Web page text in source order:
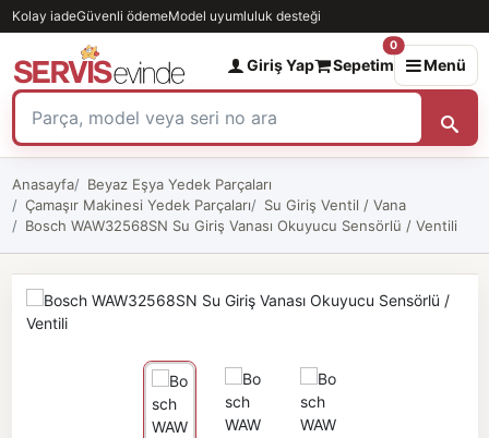
Kolay iadeGüvenli ödemeModel uyumluluk desteği
Giriş Yap Sepetim
0
Menü
Anasayfa
Beyaz Eşya Yedek Parçaları
Çamaşır Makinesi Yedek Parçaları
Su Giriş Ventil / Vana
Bosch WAW32568SN Su Giriş Vanası Okuyucu Sensörlü / Ventili